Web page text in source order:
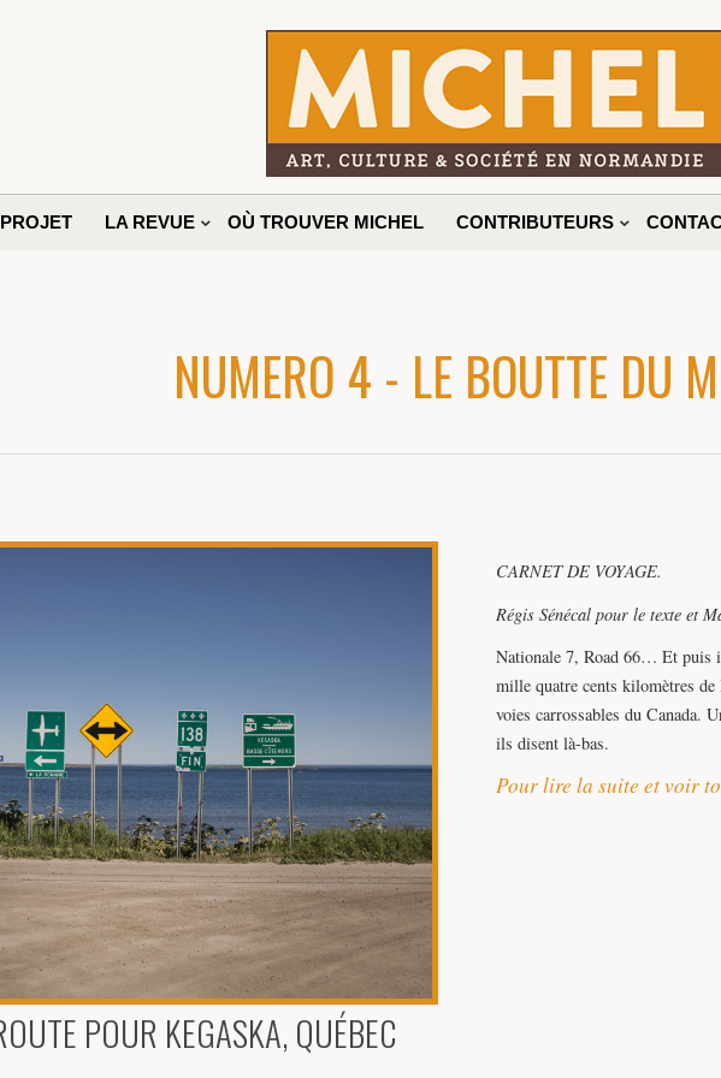
LA REVUE OÙ TROUVER MICHEL CONTRIBUTEURS
NUMERO 4 - LE BOUTTE DU
POUR KEGASKA, QUÉBEC
CARNET DE VOYAGE.
Régis Sénécal pour le texte et
Nationale 7, Road 66… Et puis
mille quatre cents kilomètres
voies carrossables du Canada.
ils disent là-bas.
Pour lire la suite et voir